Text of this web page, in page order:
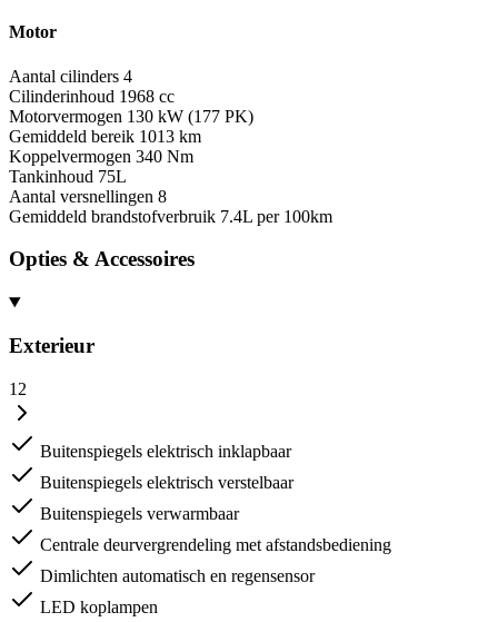
Motor
Aantal cilinders 4
Cilinderinhoud 1968 cc
Motorvermogen 130 kW (177 PK)
Gemiddeld bereik 1013 km
Koppelvermogen 340 Nm
Tankinhoud 75L
Aantal versnellingen 8
Gemiddeld brandstofverbruik 7.4L per 100km
Opties & Accessoires
Exterieur
12
Buitenspiegels elektrisch inklapbaar
Buitenspiegels elektrisch verstelbaar
Buitenspiegels verwarmbaar
Centrale deurvergrendeling met afstandsbediening
Dimlichten automatisch en regensensor
LED koplampen